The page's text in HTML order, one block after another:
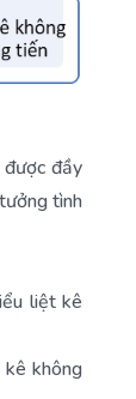
đầy
tình
liệt kê
không